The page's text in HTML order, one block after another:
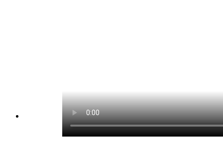
Dünyanın Kısa Tarihi Oyunu